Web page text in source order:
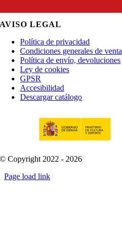
AVISO LEGAL
Política de privacidad
Condiciones generales de venta
Política de envío, devoluciones
Ley de cookies
GPSR
Accesibilidad
Descargar catálogo
© Copyright 2022 - 2026
Page load link